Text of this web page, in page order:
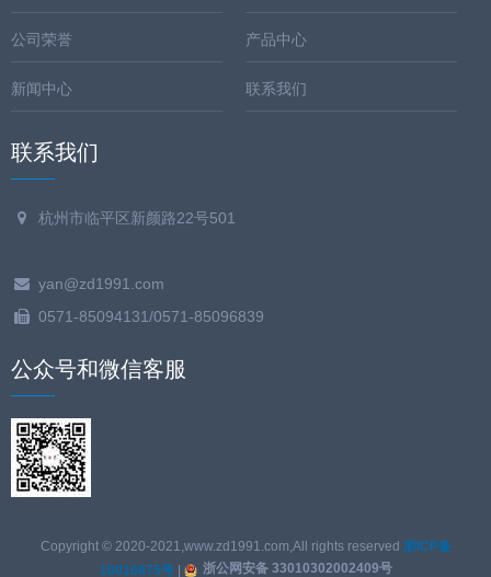
公司荣誉 产品中心
新闻中心 联系我们
联系我们
杭州市临平区新颜路22号501
yan@zd1991.com
0571-85094131/0571-85096839
公众号和微信客服
Copyright © 2020-2021,www.zd1991.com,All rights reserved 浙ICP备
10016875号| 浙公网安备 33010302002409号